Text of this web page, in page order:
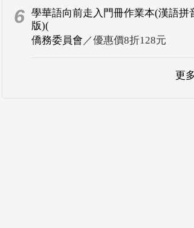
6 學華語向前走入門冊作業本(漢語拼
版)(
僑務委員會 ／優惠價8折128元
更